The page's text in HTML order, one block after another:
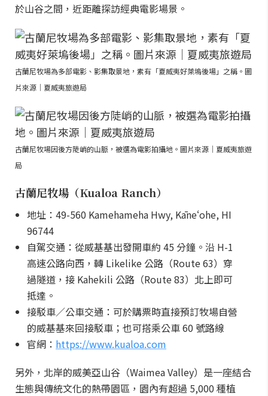
於山谷之間，近距離探訪經典電影場景。
古蘭尼牧場為多部電影、影集取景地，素有「夏威夷好萊塢後場」之稱。圖
片來源｜夏威夷旅遊局
古蘭尼牧場因後方陡峭的山脈，被選為電影拍攝地。圖片來源｜夏威夷旅遊
局
古蘭尼牧場（Kualoa Ranch）
地址：49-560 Kamehameha Hwy, Kāneʻohe, HI
96744
自駕交通：從威基基出發開車約 45 分鐘。沿 H-1
高速公路向西，轉 Likelike 公路（Route 63）穿
過隧道，接 Kahekili 公路（Route 83）北上即可
抵達。
接駁車／公車交通：可於購票時直接預訂牧場自營
的威基基來回接駁車；也可搭乘公車 60 號路線
官網： https://www.kualoa.com
另外，北岸的威美亞山谷（Waimea Valley）是一座結合
生態與傳統文化的熱帶園區，園內有超過 5,000 種植